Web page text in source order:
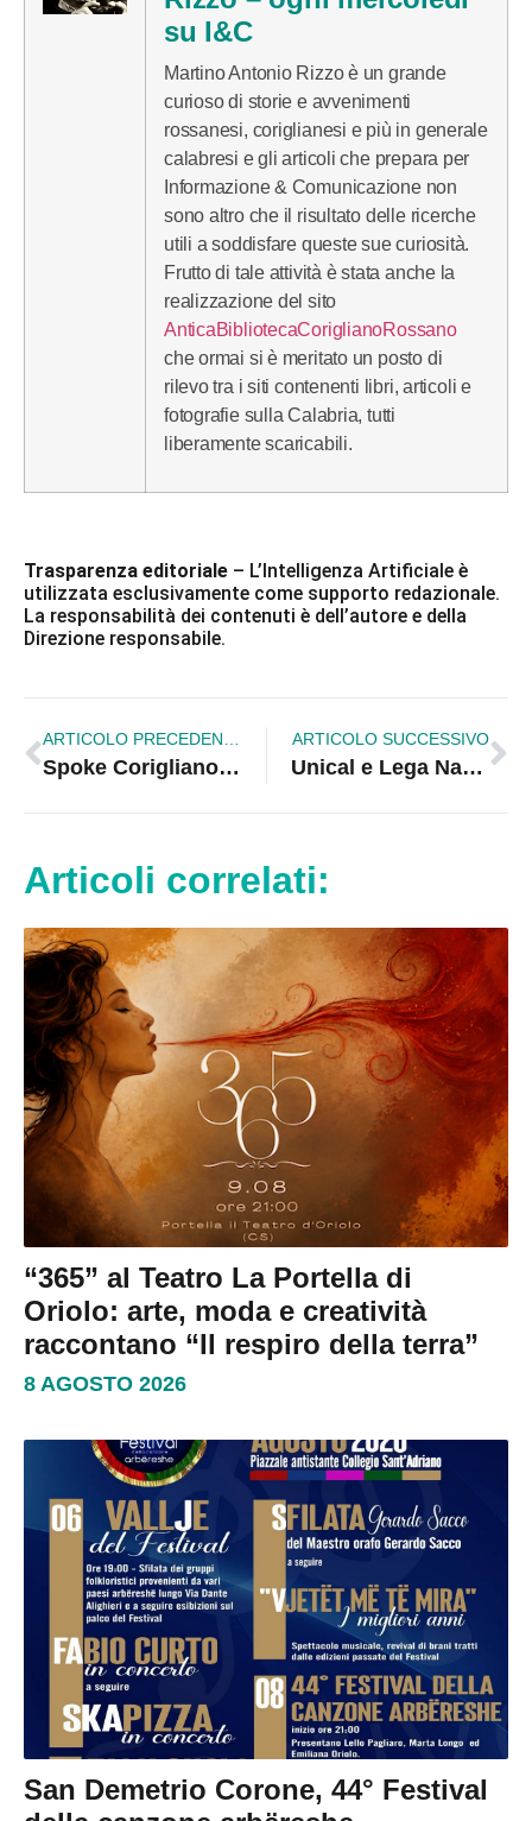
su I&C
Martino Antonio Rizzo è un grande
curioso di storie e avvenimenti
rossanesi, coriglianesi e più in generale
calabresi e gli articoli che prepara per
Informazione & Comunicazione non
sono altro che il risultato delle ricerche
utili a soddisfare queste sue curiosità.
Frutto di tale attività è stata anche la
realizzazione del sito
AnticaBibliotecaCoriglianoRossano
che ormai si è meritato un posto di
rilevo tra i siti contenenti libri, articoli e
fotografie sulla Calabria, tutti
liberamente scaricabili.
Trasparenza editoriale – L’Intelligenza Artificiale è
utilizzata esclusivamente come supporto redazionale.
La responsabilità dei contenuti è dell’autore e della
Direzione responsabile.
Spoke Corigliano Rossano, Tavernise (M5S): «Auguri di buon lavoro a Bernardi. Confidiamo nella sua visione esperta della Sanità»
ARTICOLO SUCCESSIVO
Unical e Lega Navale Italiana insieme per la conoscenza e il monitoraggio del mare
Articoli correlati:
“365” al Teatro La Portella di
Oriolo: arte, moda e creatività
raccontano “Il respiro della terra”
8 AGOSTO 2026
San Demetrio Corone, 44° Festival